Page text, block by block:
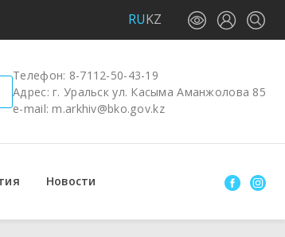
RUKZ
Телефон: 8-7112-50-43-19
Адрес: г. Уральск ул. Касыма Аманжолова 85
e-mail:m.arkhiv@bko.gov.kz
Новости